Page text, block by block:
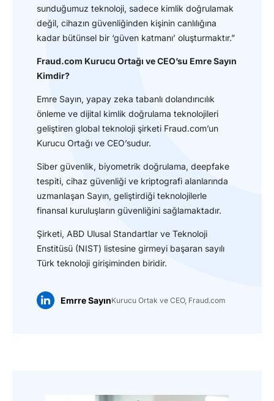
sunduğumuz teknoloji, sadece kimlik doğrulamak
değil, cihazın güvenliğinden kişinin canlılığına
kadar bütünsel bir ‘güven katmanı’ oluşturmaktır.”
Fraud.com Kurucu Ortağı ve CEO’su Emre Sayın
Kimdir?
Emre Sayın, yapay zeka tabanlı dolandırıcılık
önleme ve dijital kimlik doğrulama teknolojileri
geliştiren global teknoloji şirketi Fraud.com’un
Kurucu Ortağı ve CEO’sudur.
Siber güvenlik, biyometrik doğrulama, deepfake
tespiti, cihaz güvenliği ve kriptografi alanlarında
uzmanlaşan Sayın, geliştirdiği teknolojilerle
finansal kuruluşların güvenliğini sağlamaktadır.
Şirketi, ABD Ulusal Standartlar ve Teknoloji
Enstitüsü (NIST) listesine girmeyi başaran sayılı
Türk teknoloji girişiminden biridir.
Emrre SayınKurucu Ortak ve CEO, Fraud.com